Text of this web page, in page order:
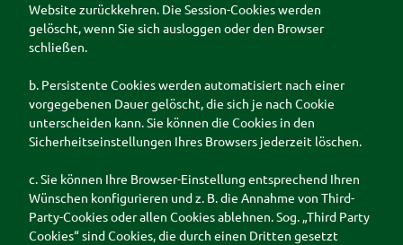
Website zurückkehren. Die Session-Cookies werden
gelöscht, wenn Sie sich ausloggen oder den Browser
schließen.
b. Persistente Cookies werden automatisiert nach einer
vorgegebenen Dauer gelöscht, die sich je nach Cookie
unterscheiden kann. Sie können die Cookies in den
Sicherheitseinstellungen Ihres Browsers jederzeit löschen.
c. Sie können Ihre Browser-Einstellung entsprechend Ihren
Wünschen konfigurieren und z. B. die Annahme von Third-
Party-Cookies oder allen Cookies ablehnen. Sog. „Third Party
Cookies“ sind Cookies, die durch einen Dritten gesetzt